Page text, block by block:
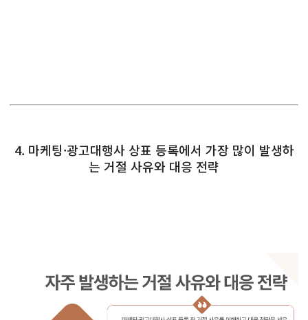
4. 마케팅·광고대행사 상표 등록에서 가장 많이 발생하
는 거절 사유와 대응 전략